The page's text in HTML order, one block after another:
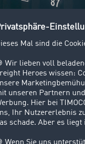
von
da wir mit